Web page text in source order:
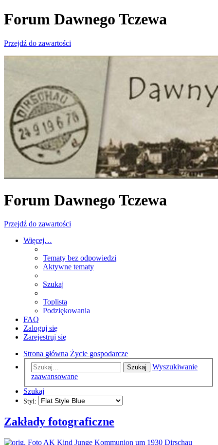
Forum Dawnego Tczewa
Przejdź do zawartości
Forum Dawnego Tczewa
Przejdź do zawartości
Więcej…
Tematy bez odpowiedzi
Aktywne tematy
Szukaj
Toplista
Podziękowania
FAQ
Zaloguj się
Zarejestruj się
Strona główna Życie gospodarcze
Szukaj
Wyszukiwanie
zaawansowane
Szukaj
Styl:
Zakłady fotograficzne